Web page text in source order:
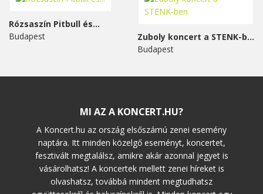
Rózsaszín Pitbull és...
Budapest
Zuboly koncert a STENK-ben
Budapest
MI AZ A KONCERT.HU?
A Koncert.hu az ország elsőszámú zenei esemény
naptára. Itt minden közelgő eseményt, koncertet,
fesztivált megtalálsz, amikre akár azonnal jegyet is
vásárolhatsz! A koncertek mellett zenei híreket is
olvashatsz, továbbá mindent megtudhatsz